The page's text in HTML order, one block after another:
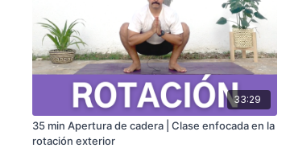
33:29
35 min Apertura de cadera | Clase enfocada en la
rotación exterior